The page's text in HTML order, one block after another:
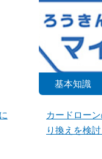
基本知識
カードロー
り換えを検